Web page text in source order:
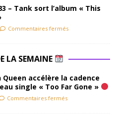
– Tank sort l’album « This
Commentaires fermés
LA SEMAINE
Queen accélère la cadence
single « Too Far Gone »
Commentaires fermés